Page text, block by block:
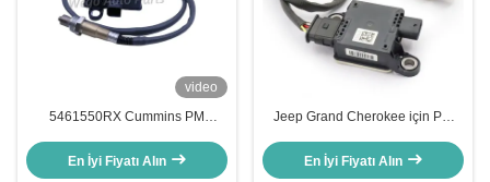
video
5461550RX Cummins PM
En İyi Fiyatı Alın
Jeep Grand Cherokee için PM
68249512AA 68249512AB
68249512AC
En İyi Fiyatı Alın